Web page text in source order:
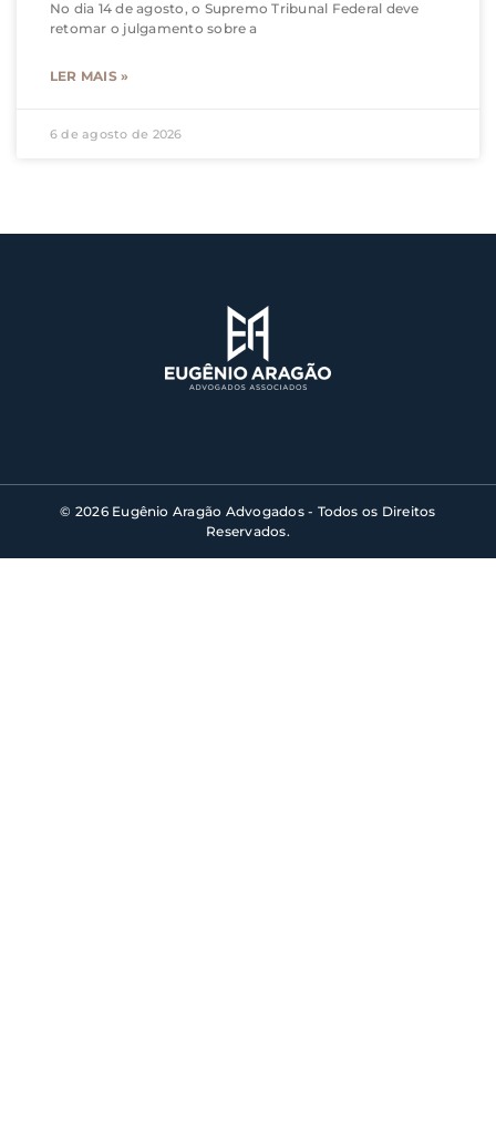
No dia 14 de agosto, o Supremo Tribunal Federal deve
retomar o julgamento sobre a
LER MAIS »
6 de agosto de 2026
© 2026 Eugênio Aragão Advogados - Todos os Direitos
Reservados.